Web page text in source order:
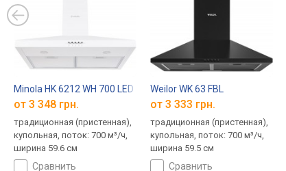
Minola HK 6212 WH 700 LED
от 3 348 грн.
традиционная (пристенная),
купольная, поток: 700 м³/ч,
ширина 59.6 см
сравнить
Weilor WK 63 FBL
от 3 333 грн.
традиционная (пристенная),
купольная, поток: 700 м³/ч,
ширина 59.5 см
сравнить